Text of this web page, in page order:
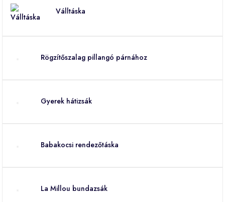
Válltáska
Rögzítőszalag pillangó párnához
Gyerek hátizsák
Babakocsi rendezőtáska
La Millou bundazsák